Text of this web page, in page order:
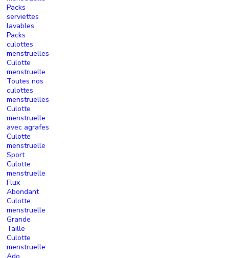
Packs
serviettes
lavables
Packs
culottes
menstruelles
Culotte
menstruelle
Toutes nos
culottes
menstruelles
Culotte
menstruelle
avec agrafes
Culotte
menstruelle
Sport
Culotte
menstruelle
Flux
Abondant
Culotte
menstruelle
Grande
Taille
Culotte
menstruelle